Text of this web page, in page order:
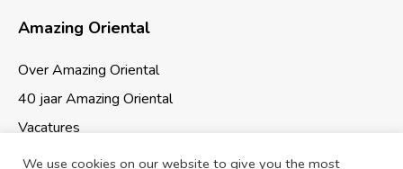
Amazing Oriental
Over Amazing Oriental
40 jaar Amazing Oriental
Vacatures
We use cookies on our website to give you the most